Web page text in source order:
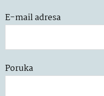
E-mail adresa
Poruka